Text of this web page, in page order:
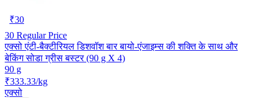
₹30
30 Regular Price
एक्सो एंटी-बैक्टीरियल डिशवॉश बार बायो-एंजाइम्स की शक्ति के साथ और
बेकिंग सोडा ग्रीस बस्टर (90 g X 4)
90 g
₹333.33/kg
एक्सो